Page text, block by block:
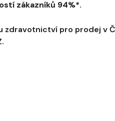
zákazníků 94%*.
pro prodej v